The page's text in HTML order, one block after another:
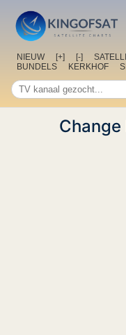
NIEUW [+] [-]
BUNDELS
KERKHOF
Change